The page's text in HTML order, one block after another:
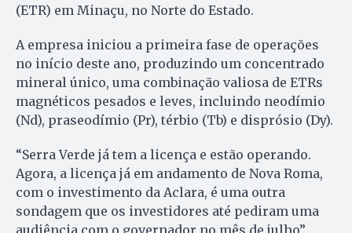
(ETR) em Minaçu, no Norte do Estado.
A empresa iniciou a primeira fase de operações
no início deste ano, produzindo um concentrado
mineral único, uma combinação valiosa de ETRs
magnéticos pesados e leves, incluindo neodímio
(Nd), praseodímio (Pr), térbio (Tb) e disprósio (Dy).
“Serra Verde já tem a licença e estão operando.
Agora, a licença já em andamento de Nova Roma,
com o investimento da Aclara, é uma outra
sondagem que os investidores até pediram uma
audiência com o governador no mês de julho”,